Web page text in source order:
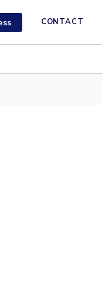
CONTACT